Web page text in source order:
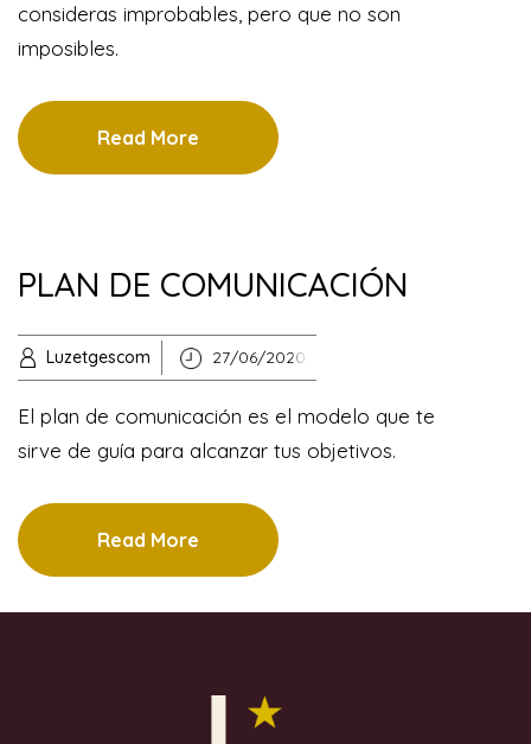
consideras improbables, pero que no son
imposibles.
Read More
PLAN DE COMUNICACIÓN
Luzetgescom 27/06/2020
El plan de comunicación es el modelo que te
sirve de guía para alcanzar tus objetivos.
Read More